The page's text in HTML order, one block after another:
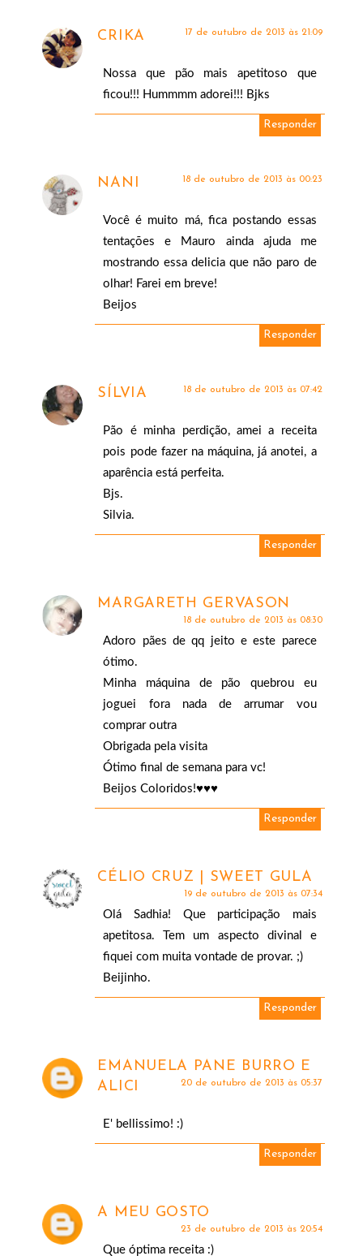
CRIKA 17 de outubro de 2013 às 21:09
Nossa que pão mais apetitoso que
ficou!!! Hummmm adorei!!! Bjks
Responder
NANI 18 de outubro de 2013 às 00:23
Você é muito má, fica postando essas
tentações e Mauro ainda ajuda me
mostrando essa delicia que não paro de
olhar! Farei em breve!
Beijos
Responder
SÍLVIA 18 de outubro de 2013 às 07:42
Pão é minha perdição, amei a receita
pois pode fazer na máquina, já anotei, a
aparência está perfeita.
Bjs.
Silvia.
Responder
MARGARETH GERVASON
18 de outubro de 2013 às 08:30
Adoro pães de qq jeito e este parece
ótimo.
Minha máquina de pão quebrou eu
joguei fora nada de arrumar vou
comprar outra
Obrigada pela visita
Ótimo final de semana para vc!
Beijos Coloridos!♥♥♥
Responder
CÉLIO CRUZ | SWEET GULA
19 de outubro de 2013 às 07:34
Olá Sadhia! Que participação mais
apetitosa. Tem um aspecto divinal e
fiquei com muita vontade de provar. ;)
Beijinho.
Responder
EMANUELA PANE BURRO E
ALICI
20 de outubro de 2013 às 05:37
E' bellissimo! :)
Responder
A MEU GOSTO
23 de outubro de 2013 às 20:54
Que óptima receita :)